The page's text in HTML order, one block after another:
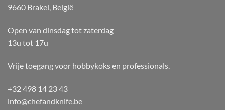
9660 Brakel, België
Open van dinsdag tot zaterdag
13u tot 17u
Vrije toegang voor hobbykoks en professionals.
+32 498 14 23 43
info@chefandknife.be